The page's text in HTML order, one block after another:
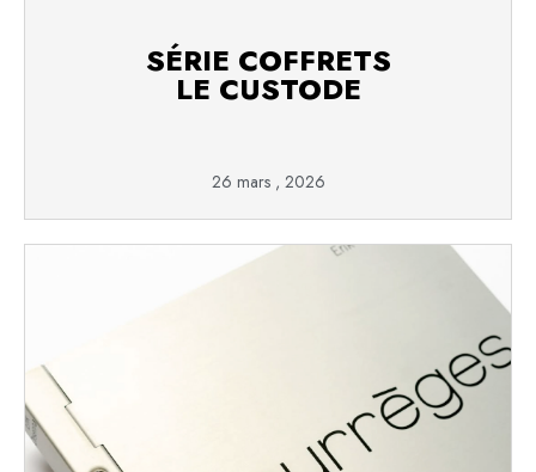
SÉRIE COFFRETS
LE CUSTODE
26 mars , 2026